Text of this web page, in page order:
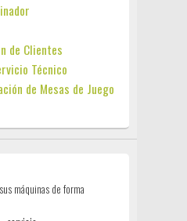
de Clientes
Técnico
de Mesas de Juego
máquinas de forma